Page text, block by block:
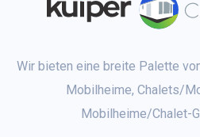
Wir bieten eine breite Palette
Mobilheime, Chalets/
Mobilheime/Chalet-